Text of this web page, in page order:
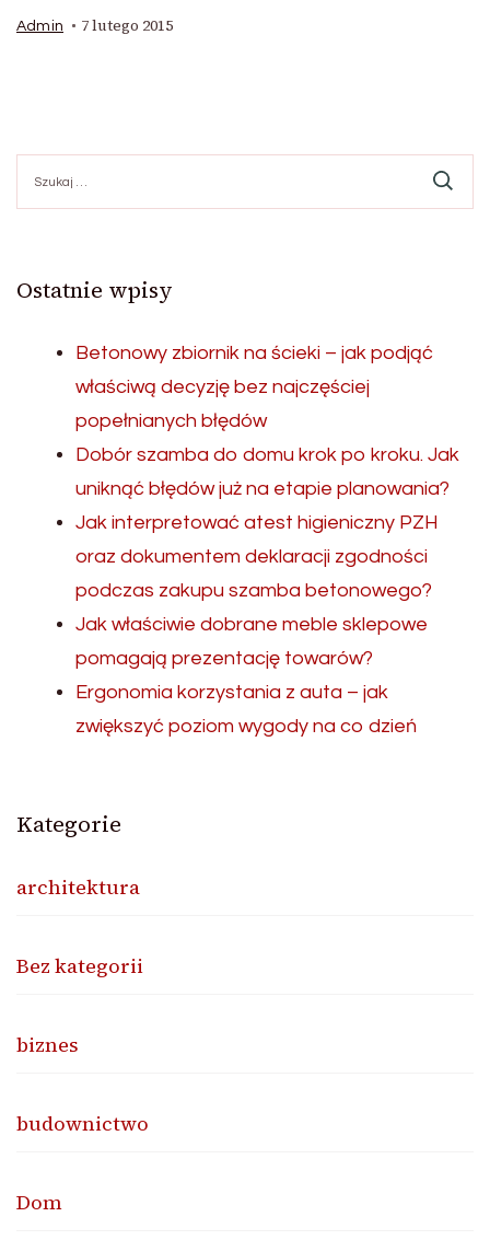
Admin 7 lutego 2015
Ostatnie wpisy
Betonowy zbiornik na ścieki – jak podjąć
właściwą decyzję bez najczęściej
popełnianych błędów
Dobór szamba do domu krok po kroku. Jak
uniknąć błędów już na etapie planowania?
Jak interpretować atest higieniczny PZH
oraz dokumentem deklaracji zgodności
podczas zakupu szamba betonowego?
Jak właściwie dobrane meble sklepowe
pomagają prezentację towarów?
Ergonomia korzystania z auta – jak
zwiększyć poziom wygody na co dzień
Kategorie
architektura
Bez kategorii
biznes
budownictwo
Dom